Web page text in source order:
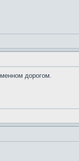
дорогом.